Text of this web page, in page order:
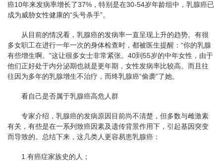
癌10年来发病率增长了37%，特别是在30-54岁年龄组中，乳腺癌已
成为威胁女性健康的“头号杀手”。
从目前的情况看，乳腺癌的发病率一直呈现上升的趋势。有很
多女职工在进行一年一次的身体检查时，都被医生提醒：“你的乳腺
有些增生啊。”这让很多女士非常紧张。40到55岁的中年女性，由于
他们正好处于内分泌期也就是更年期，女性发病率比较高。而且往
往因为多年的乳腺增生不治疗，而终乳腺癌“偷袭”了她。
看自己是否属于乳腺癌高危人群
专家介绍，乳腺癌的发病原因目前尚不清楚，但多数与雌激素
有关，有些是在一系列致癌因素及遗传背景作用下，引起基因突变
而导致的。总结下来，这几类人更容易患乳腺癌：
1.有癌症家族史的人；